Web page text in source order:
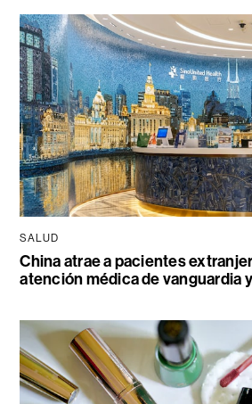
SALUD
China atrae a pacientes
atención médica de vanguardia